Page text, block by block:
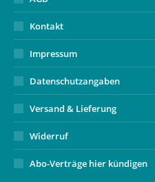
Kontakt
Impressum
Datenschutzangaben
Versand & Lieferung
Widerruf
Abo-Verträge hier kündigen